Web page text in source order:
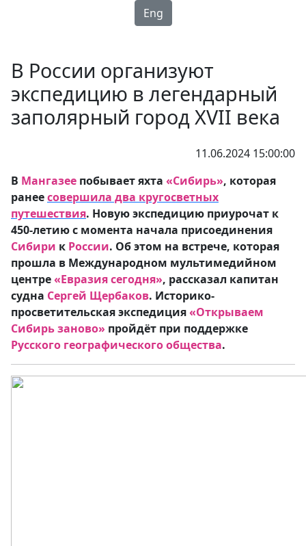
Eng
В России организуют
экспедицию в легендарный
заполярный город XVII века
11.06.2024 15:00:00
В Мангазее побывает яхта «Сибирь», которая
ранеесовершила два кругосветных
путешествия. Новую экспедицию приурочат к
450-летию с момента начала присоединения
Сибири к России. Об этом на встрече, которая
прошла в Международном мультимедийном
центре«Евразия сегодня», рассказал капитан
судна Сергей Щербаков. Историко-
просветительская экспедиция«Открываем
Сибирь заново» пройдёт при поддержке
Русского географического общества.